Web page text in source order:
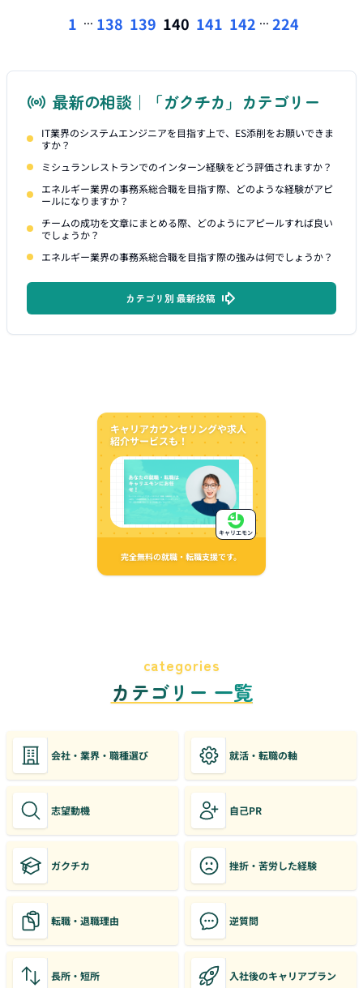
1 ... 138 139 140 141 142 ... 224
最新の相談｜「ガクチカ」カテゴリー
IT業界のシステムエンジニアを目指す上で、ES添削をお願いできま
すか？
ミシュランレストランでのインターン経験をどう評価されますか？
エネルギー業界の事務系総合職を目指す際、どのような経験がアピ
ールになりますか？
チームの成功を文章にまとめる際、どのようにアピールすれば良い
でしょうか？
エネルギー業界の事務系総合職を目指す際の強みは何でしょうか？
カテゴリ別 最新投稿
キャリアカウンセリングや求人
紹介サービスも！
完全無料の就職・転職支援です。
キャリエモン
categories
カテゴリー 一覧
会社・業界・職種選び 就活・転職の軸
志望動機 自己PR
ガクチカ 挫折・苦労した経験
転職・退職理由 逆質問
長所・短所 入社後のキャリアプラン